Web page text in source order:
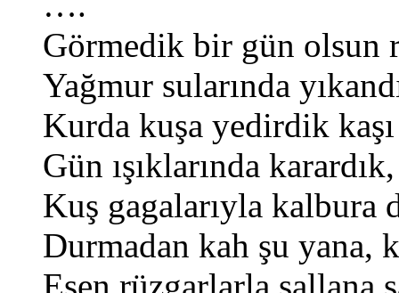
Görmedik bir gün olsun
Yağmur sularında
Kurda kuşa yedirdik
Gün ışıklarında
Kuş gagalarıyla kalbura
Durmadan kah şu yana,